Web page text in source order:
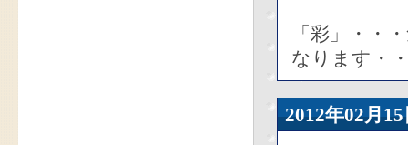
「彩」・・
なります・
2012年02